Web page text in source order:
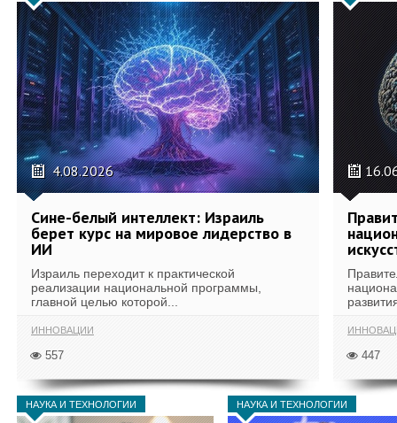
4.08.2026
Сине-белый интеллект: Израиль
берет курс на мировое лидерство в
ИИ
Израиль переходит к практической
реализации национальной программы,
главной целью которой...
ИННОВАЦИИ
557 447
НАУКА И ТЕХНОЛОГИИ НАУКА И ТЕХНОЛОГИИ